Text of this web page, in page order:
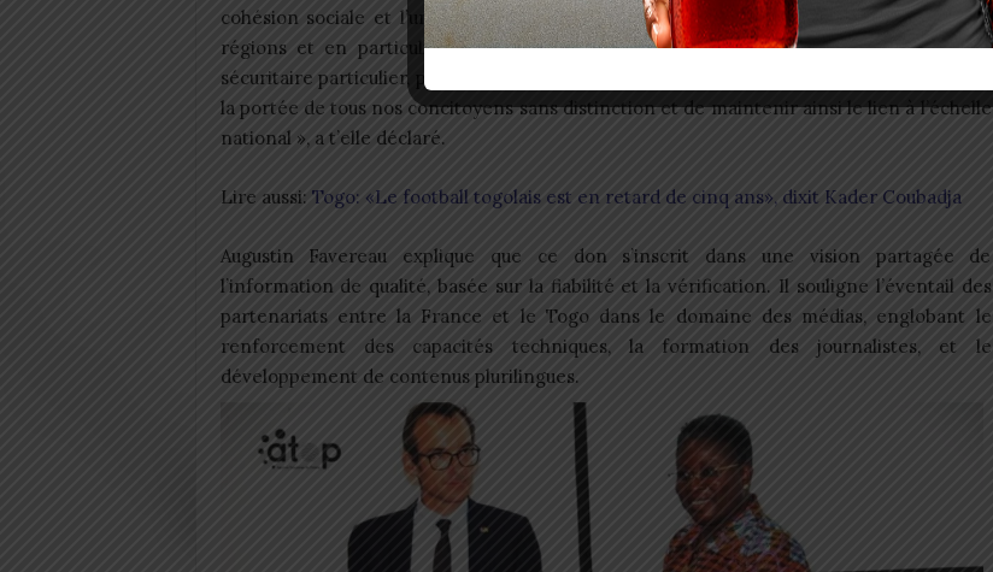
cohésion sociale et l’unité nationale d’une sève vivifiante. Soutenir les médias de nos
régions et en particulier ceux de la région des Savanes confrontés à un contexte
sécuritaire particulier, participe de cette commune volonté de maintenir l’information, à
la portée de tous nos concitoyens sans distinction et de maintenir ainsi le lien à l’échelle
national », a t’elle déclaré.
Lire aussi: Togo: «Le football togolais est en retard de cinq ans», dixit Kader Coubadja
Augustin Favereau explique que ce don s’inscrit dans une vision partagée de
l’information de qualité, basée sur la fiabilité et la vérification. Il souligne l’éventail des
partenariats entre la France et le Togo dans le domaine des médias, englobant le
renforcement des capacités techniques, la formation des journalistes, et le
développement de contenus plurilingues.